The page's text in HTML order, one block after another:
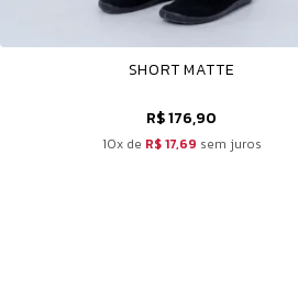
SHORT MATTE
R$ 176,90
10x de R$ 17,69 sem juros